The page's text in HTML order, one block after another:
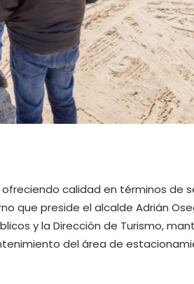
calidad en términos de
que preside el alcalde Adrián
y la Dirección de Turismo,
del área de